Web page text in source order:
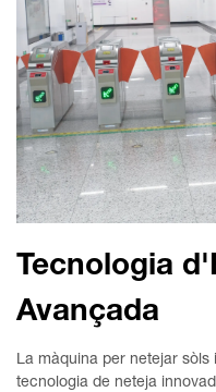
Tecnologia
Avançada
La màquina per netejar
tecnologia de neteja